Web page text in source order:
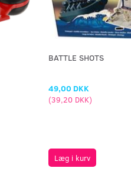
BATTLE SHOTS
49,00 DKK
(39,20 DKK)
Læg i kurv